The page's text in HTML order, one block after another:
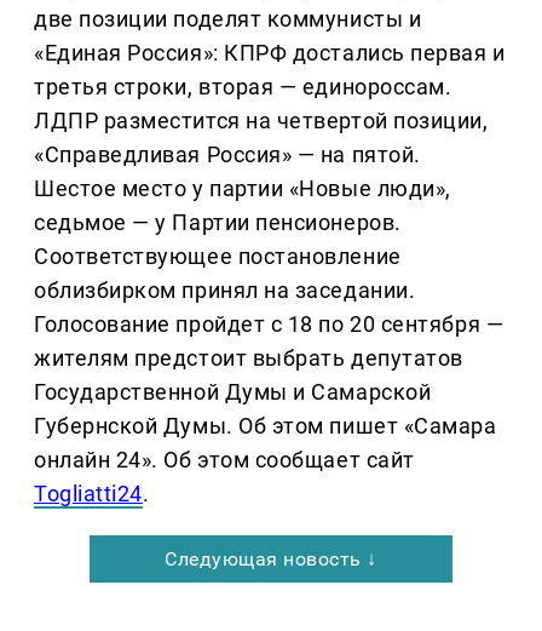
две позиции поделят коммунисты и
«Единая Россия»: КПРФ достались первая и
третья строки, вторая — единороссам.
ЛДПР разместится на четвертой позиции,
«Справедливая Россия» — на пятой.
Шестое место у партии «Новые люди»,
седьмое — у Партии пенсионеров.
Соответствующее постановление
облизбирком принял на заседании.
Голосование пройдет с 18 по 20 сентября —
жителям предстоит выбрать депутатов
Государственной Думы и Самарской
Губернской Думы. Об этом пишет «Самара
онлайн 24». Об этом сообщает сайт
Togliatti24.
Следующая новость ↓